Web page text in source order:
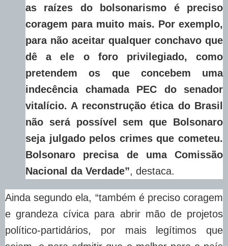
as raízes do bolsonarismo é preciso
coragem para muito mais. Por exemplo,
para não aceitar qualquer conchavo que
dê a ele o foro privilegiado, como
pretendem os que concebem uma
indecência chamada PEC do senador
vitalício. A reconstrução ética do Brasil
não será possível sem que Bolsonaro
seja julgado pelos crimes que cometeu.
Bolsonaro precisa de uma Comissão
Nacional da Verdade”, destaca.
Ainda segundo ela, “também é preciso coragem
e grandeza cívica para abrir mão de projetos
político-partidários, por mais legítimos que